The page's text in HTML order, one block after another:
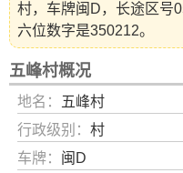
村，车牌闽D，长途区号
六位数字是350212。
五峰村概况
地名： 五峰村
行政级别： 村
车牌： 闽D